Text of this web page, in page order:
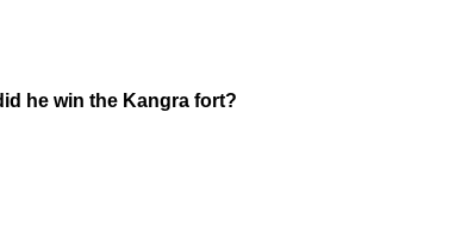
he win the Kangra fort?